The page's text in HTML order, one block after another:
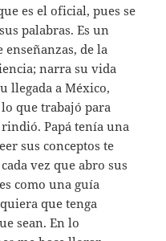
es el oficial, pues se
palabras. Es un
de la
narra su vida
llegada a México,
que trabajó para
Papá tenía una
sus conceptos te
vez que abro sus
como una guía
que tenga
sean. En lo